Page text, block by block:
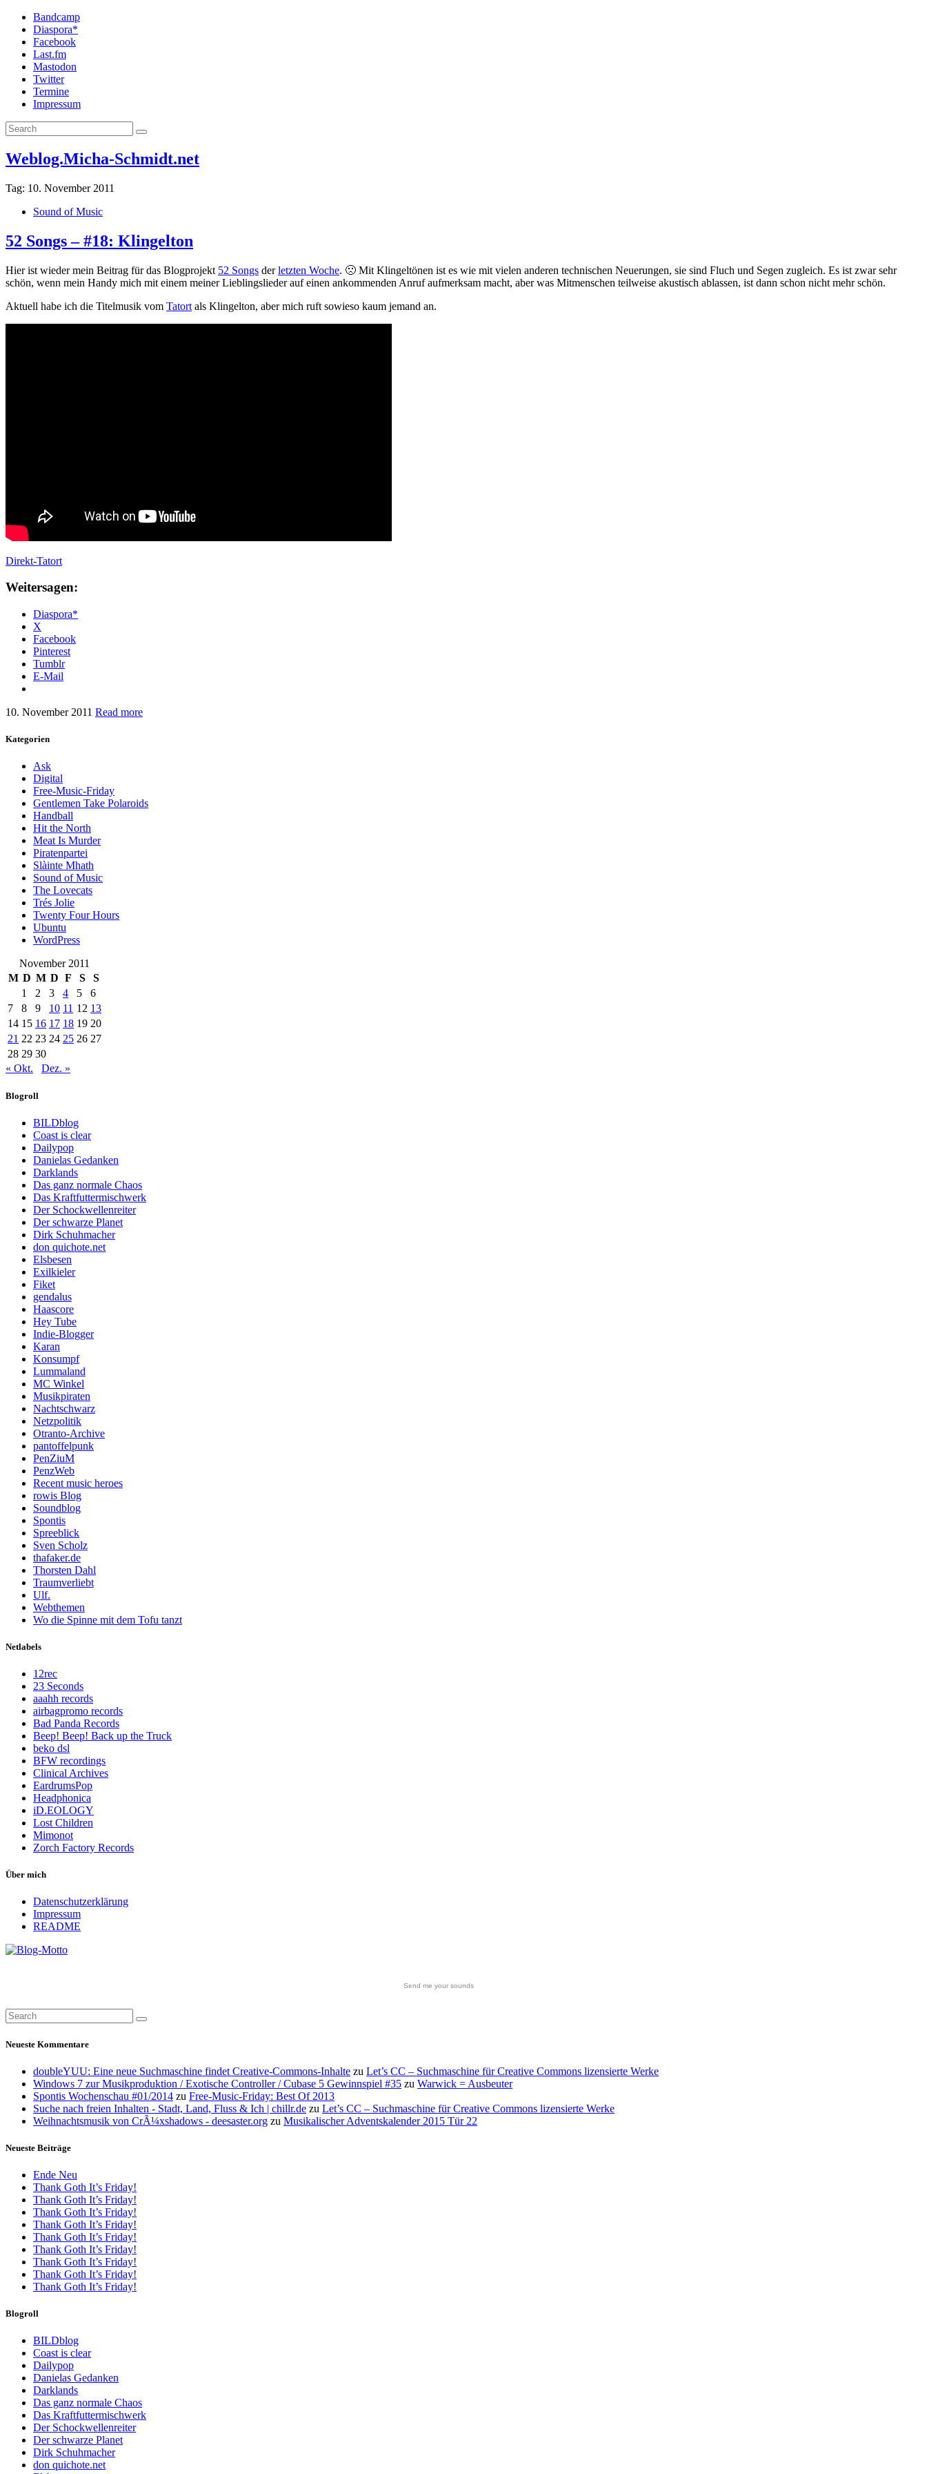
Bandcamp
Diaspora*
Facebook
Last.fm
Mastodon
Twitter
Termine
Impressum
Weblog.Micha-Schmidt.net
Tag: 10. November 2011
Sound of Music
52 Songs – #18: Klingelton
Hier ist wieder mein Beitrag für das Blogprojekt 52 Songs derletzten Woche. 🙁 Mit Klingeltönen ist es wie mit vielen anderen technischen Neuerungen, sie sind Fluch und Segen zugleich. Es ist zwar sehr
schön, wenn mein Handy mich mit einem meiner Lieblingslieder auf einen ankommenden Anruf aufmerksam macht, aber was Mitmenschen teilweise akustisch ablassen, ist dann schon nicht mehr schön.
Aktuell habe ich die Titelmusik vom Tatort als Klingelton, aber mich ruft sowieso kaum jemand an.
Direkt-Tatort
Weitersagen:
Diaspora*
X
Facebook
Pinterest
Tumblr
E-Mail
10. November 2011 Read more
Kategorien
Ask
Digital
Free-Music-Friday
Gentlemen Take Polaroids
Handball
Hit the North
Meat Is Murder
Piratenpartei
Slàinte Mhath
Sound of Music
The Lovecats
Trés Jolie
Twenty Four Hours
Ubuntu
WordPress
November 2011
M D M D F S
S
1
2 3 4 5
6
7
8 9 10 11 12 13
14 15 16 17 18 19 20
21 22 23 24 25 26 27
28 29 30
« Okt.
Dez. »
Blogroll
BILDblog
Coast is clear
Dailypop
Danielas Gedanken
Darklands
Das ganz normale Chaos
Das Kraftfuttermischwerk
Der Schockwellenreiter
Der schwarze Planet
Dirk Schuhmacher
don quichote.net
Elsbesen
Exilkieler
Fiket
gendalus
Haascore
Hey Tube
Indie-Blogger
Karan
Konsumpf
Lummaland
MC Winkel
Musikpiraten
Nachtschwarz
Netzpolitik
Otranto-Archive
pantoffelpunk
PenZiuM
PenzWeb
Recent music heroes
rowis Blog
Soundblog
Spontis
Spreeblick
Sven Scholz
thafaker.de
Thorsten Dahl
Traumverliebt
Ulf.
Webthemen
Wo die Spinne mit dem Tofu tanzt
Netlabels
12rec
23 Seconds
aaahh records
airbagpromo records
Bad Panda Records
Beep! Beep! Back up the Truck
beko dsl
BFW recordings
Clinical Archives
EardrumsPop
Headphonica
iD.EOLOGY
Lost Children
Mimonot
Zorch Factory Records
Über mich
Datenschutzerklärung
Impressum
README
Send me your sounds
Neueste Kommentare
doubleYUU: Eine neue Suchmaschine findet Creative-Commons-Inhalte zu Let’s CC – Suchmaschine für Creative Commons lizensierte Werke
Windows 7 zur Musikproduktion / Exotische Controller / Cubase 5 Gewinnspiel #35 zu Warwick = Ausbeuter
Spontis Wochenschau #01/2014 zu Free-Music-Friday: Best Of 2013
Suche nach freien Inhalten - Stadt, Land, Fluss & Ich | chillr.de zu Let’s CC – Suchmaschine für Creative Commons lizensierte Werke
Weihnachtsmusik von CrÃ¼xshadows - deesaster.org zu Musikalischer Adventskalender 2015 Tür 22
Neueste Beiträge
Ende Neu
Thank Goth It’s Friday!
Thank Goth It’s Friday!
Thank Goth It’s Friday!
Thank Goth It’s Friday!
Thank Goth It’s Friday!
Thank Goth It’s Friday!
Thank Goth It’s Friday!
Thank Goth It’s Friday!
Thank Goth It’s Friday!
Blogroll
BILDblog
Coast is clear
Dailypop
Danielas Gedanken
Darklands
Das ganz normale Chaos
Das Kraftfuttermischwerk
Der Schockwellenreiter
Der schwarze Planet
Dirk Schuhmacher
don quichote.net